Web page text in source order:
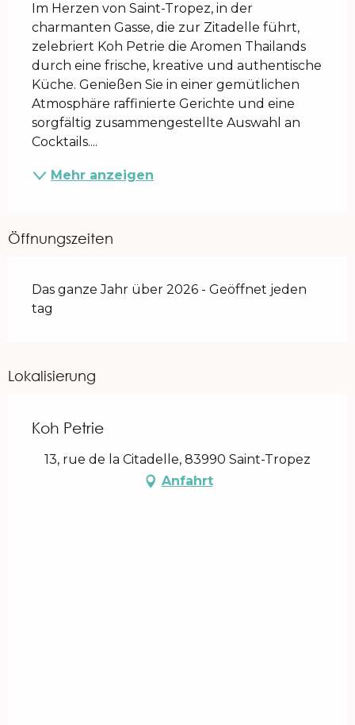
Im Herzen von Saint-Tropez, in der
charmanten Gasse, die zur Zitadelle führt,
zelebriert Koh Petrie die Aromen Thailands
durch eine frische, kreative und authentische
Küche. Genießen Sie in einer gemütlichen
Atmosphäre raffinierte Gerichte und eine
sorgfältig zusammengestellte Auswahl an
Cocktails....
Mehr anzeigen
Öffnungszeiten
Das ganze Jahr über 2026 - Geöffnet jeden
tag
Lokalisierung
Koh Petrie
13, rue de la Citadelle, 83990 Saint-Tropez
Anfahrt